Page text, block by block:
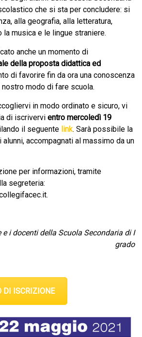
che si sta per concludere: si
alla geografia, alla letteratura,
musica e le lingue straniere.
anche un momento di
della proposta didattica ed
di favorire fin da ora una conoscenza
modo di fare scuola.
in modo ordinato e sicuro, vi
di iscrivervi entro mercoledì 19
il seguente link. Sarà possibile la
accompagnati al massimo da un
per informazioni, tramite
segreteria:
.
e i docenti della Scuola Secondaria di I
grado
DI ISCRIZIONE